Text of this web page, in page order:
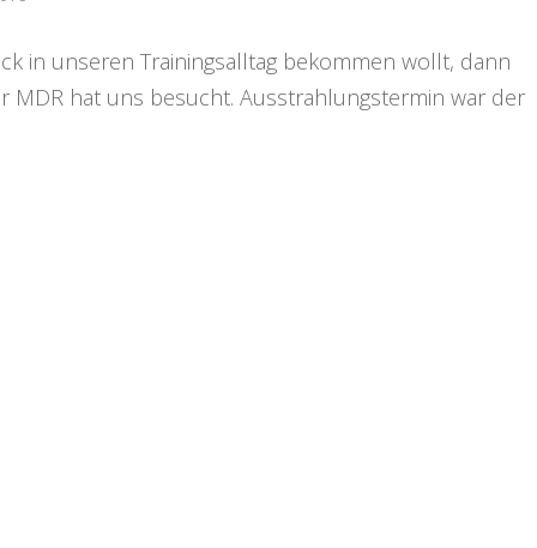
in unseren Trainingsalltag bekommen wollt, dann
MDR hat uns besucht. Ausstrahlungstermin war der